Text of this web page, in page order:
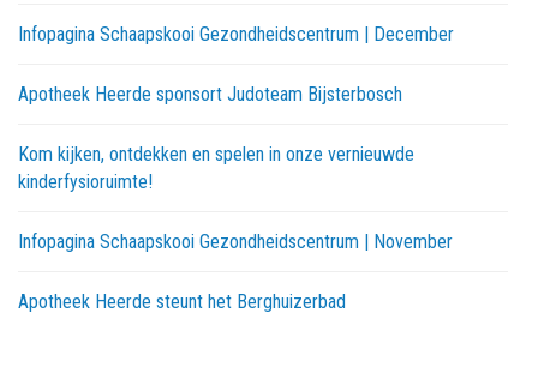
Infopagina Schaapskooi Gezondheidscentrum | December
Apotheek Heerde sponsort Judoteam Bijsterbosch
Kom kijken, ontdekken en spelen in onze vernieuwde
kinderfysioruimte!
Infopagina Schaapskooi Gezondheidscentrum | November
Apotheek Heerde steunt het Berghuizerbad